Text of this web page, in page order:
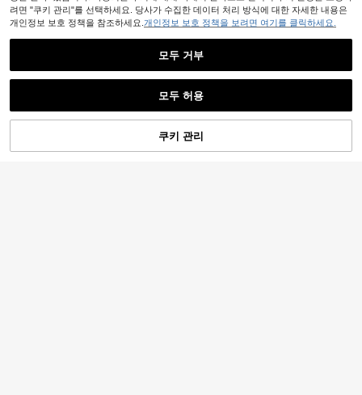
53% 할인!
려면 "쿠키 관리"를 선택하세요. 당사가 수집한 데이터 처리 방식에 대한 자세한 내용은
개인정보 보호 정책을 참조하세요. 개인정보 보호 정책을 보려면 여기를 클릭하세요.
모두 거부
모두 허용
쿠키 관리